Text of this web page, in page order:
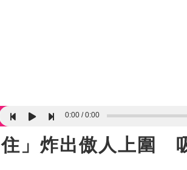
0:00 0:00
住」炸出傲人上圍